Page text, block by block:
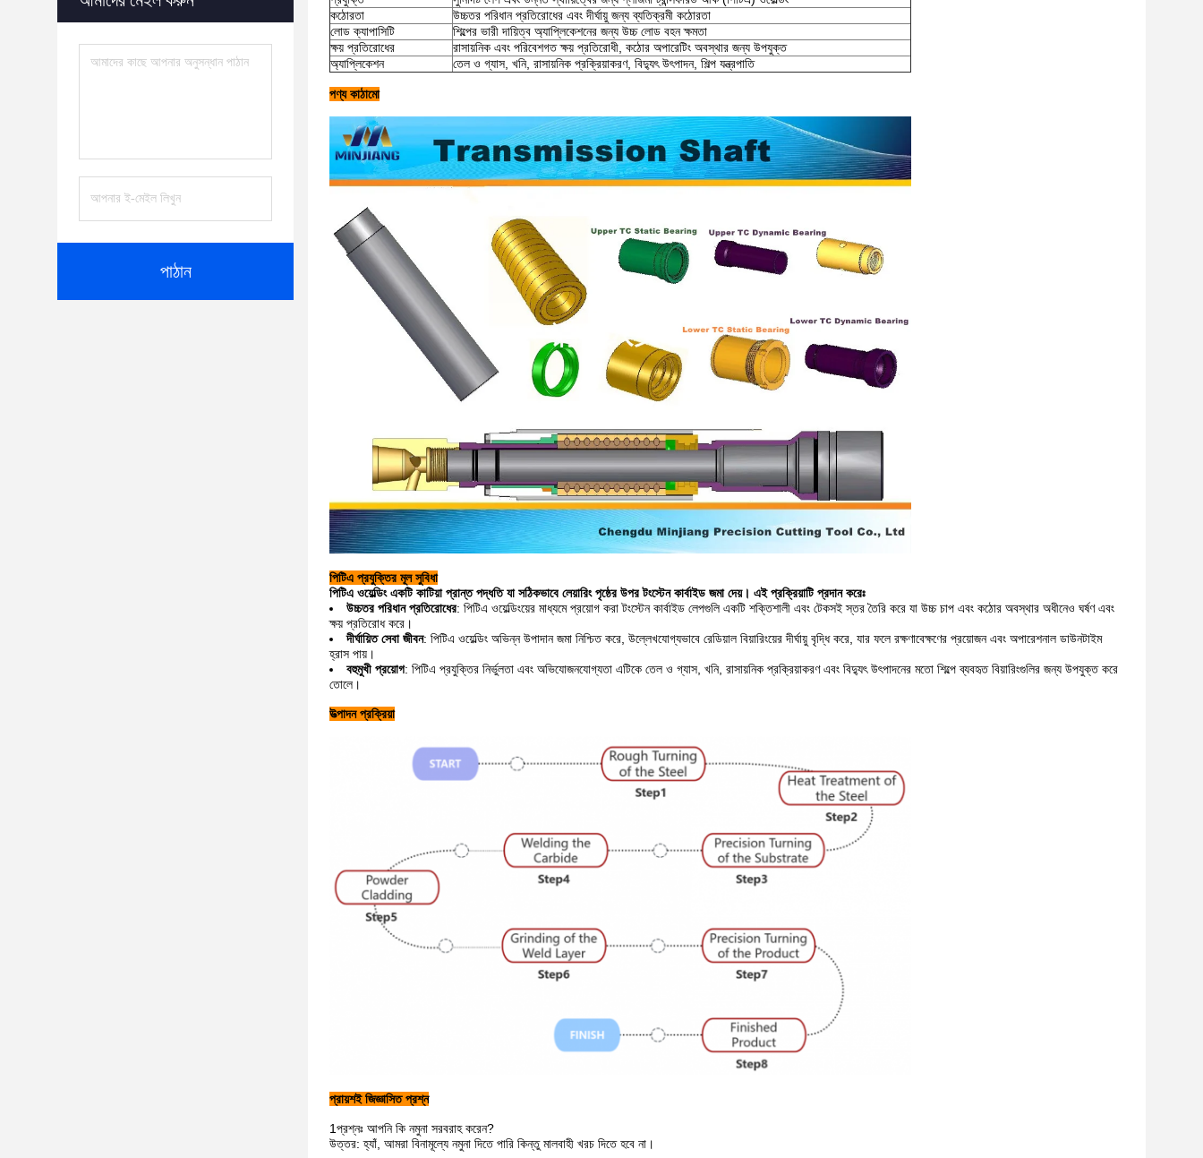
পাঠান
কঠোরতা
উচ্চতর পরিধান প্রতিরোধের এবং দীর্ঘায়ু জন্য ব্যতিক্রমী কঠোরতা
লোড ক্যাপাসিটি
শিল্পের ভারী দায়িত্ব অ্যাপ্লিকেশনের জন্য উচ্চ লোড বহন ক্ষমতা
ক্ষয় প্রতিরোধের
রাসায়নিক এবং পরিবেশগত ক্ষয় প্রতিরোধী, কঠোর অপারেটিং অবস্থার জন্য উপযুক্ত
অ্যাপ্লিকেশন
তেল ও গ্যাস, খনি, রাসায়নিক প্রক্রিয়াকরণ, বিদ্যুৎ উৎপাদন, শিল্প যন্ত্রপাতি
পণ্য কাঠামো
পিটিএ প্রযুক্তির মূল সুবিধা
পিটিএ ওয়েল্ডিং একটি কাটিয়া প্রান্ত পদ্ধতি যা সঠিকভাবে লেয়ারিং পৃষ্ঠের উপর টংস্টেন কার্বাইড জমা দেয়। এই প্রক্রিয়াটি প্রদান করেঃ
উচ্চতর পরিধান প্রতিরোধের: পিটিএ ওয়েল্ডিংয়ের মাধ্যমে প্রয়োগ করা টংস্টেন কার্বাইড লেপগুলি একটি শক্তিশালী এবং টেকসই স্তর তৈরি করে যা উচ্চ চাপ এবং কঠোর অবস্থার অধীনেও ঘর্ষণ এবং
ক্ষয় প্রতিরোধ করে।
দীর্ঘায়িত সেবা জীবন: পিটিএ ওয়েল্ডিং অভিন্ন উপাদান জমা নিশ্চিত করে, উল্লেখযোগ্যভাবে রেডিয়াল বিয়ারিংয়ের দীর্ঘায়ু বৃদ্ধি করে, যার ফলে রক্ষণাবেক্ষণের প্রয়োজন এবং অপারেশনাল ডাউনটাইম
হ্রাস পায়।
বহুমুখী প্রয়োগ: পিটিএ প্রযুক্তির নির্ভুলতা এবং অভিযোজনযোগ্যতা এটিকে তেল ও গ্যাস, খনি, রাসায়নিক প্রক্রিয়াকরণ এবং বিদ্যুৎ উৎপাদনের মতো শিল্পে ব্যবহৃত বিয়ারিংগুলির জন্য উপযুক্ত করে
তোলে।
উত্পাদন প্রক্রিয়া
প্রায়শই জিজ্ঞাসিত প্রশ্ন
1প্রশ্নঃ আপনি কি নমুনা সরবরাহ করেন?
উত্তর: হ্যাঁ, আমরা বিনামূল্যে নমুনা দিতে পারি কিন্তু মালবাহী খরচ দিতে হবে না।